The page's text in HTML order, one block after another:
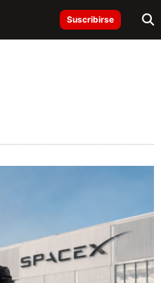
Suscribirse